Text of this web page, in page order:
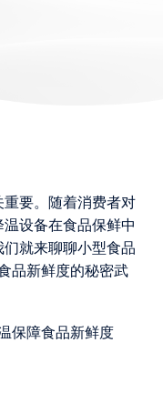
要。随着消费者对
设备在食品保鲜中
就来聊聊小型食品
品新鲜度的秘密武